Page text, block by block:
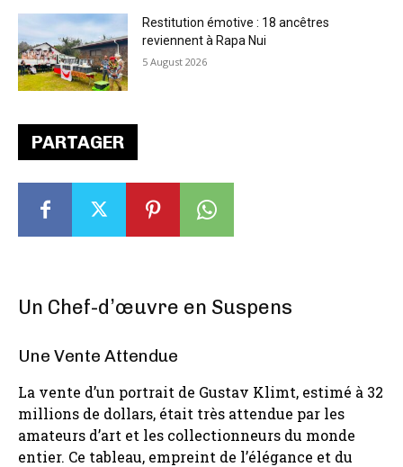
PARTAGER
Un Chef-d’œuvre en Suspens
Une Vente Attendue
La vente d’un portrait de Gustav Klimt, estimé à 32
millions de dollars, était très attendue par les
amateurs d’art et les collectionneurs du monde
entier. Ce tableau, empreint de l’élégance et du
Restitution émotive : 18 ancêtres
reviennent à Rapa Nui
5 August 2026